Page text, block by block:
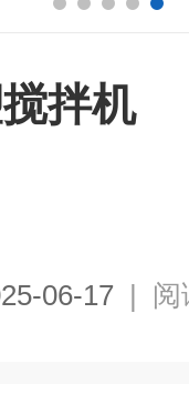
拌机
06-17 | 阅